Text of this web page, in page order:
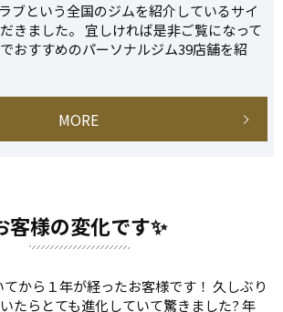
ブという全国のジムを紹介しているサイ
きました。 宜しければ是非ご覧になって
おすすめのパーソナルジム39店舗を紹
MORE
客様の変化です✨
から１年が経ったお客様です！ 久しぶり
たらとても進化していて驚きました? 年